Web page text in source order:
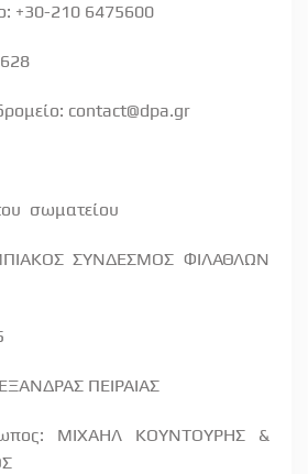
+30-210 6475600
contact@dpa.gr
σωματείου
ΣΥΝΔΕΣΜΟΣ ΦΙΛΑΘΛΩΝ
ΠΕΙΡΑΙΑΣ
ΜΙΧΑΗΛ ΚΟΥΝΤΟΥΡΗΣ &